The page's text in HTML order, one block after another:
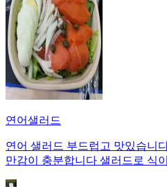
연어샐러드
연어 샐러드 부드럽고 맛있습니
만감이 충분합니다 샐러드로 식